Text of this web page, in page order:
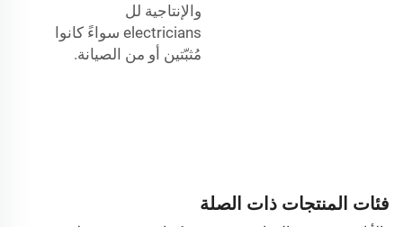
والإنتاجية لل
electricians سواءً كانوا
مُثبّتين أو من الصيانة.
فئات المنتجات ذات الصلة